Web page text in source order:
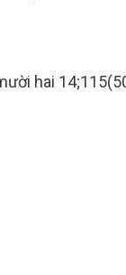
hai